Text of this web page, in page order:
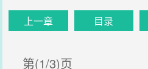
上一章 目录
第(1/3)页